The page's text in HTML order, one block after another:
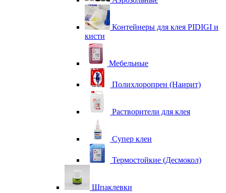
Контейнеры для клея PIDIGI и
кисти
Мебельные
Полихлоропрен (Наирит)
Растворители для клея
Супер клеи
Термостойкие (Десмокол)
Шпаклевки